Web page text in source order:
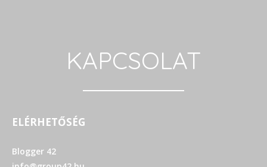
KAPCSOLAT
ELÉRHETŐSÉG
Blogger 42